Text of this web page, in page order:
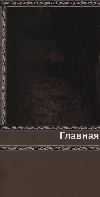
Главная